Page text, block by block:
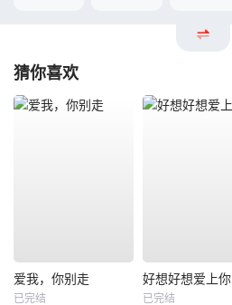
猜你喜欢
爱我，你别走
已完结
好想好想爱上你
已完结